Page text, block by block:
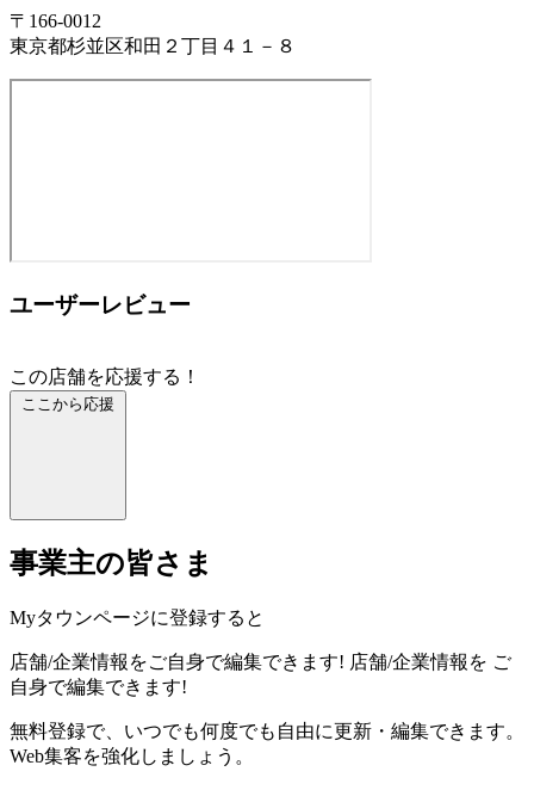
〒166-0012
東京都杉並区和田２丁目４１－８
ユーザーレビュー
この店舗を応援する！
ここから応援
事業主の皆さま
Myタウンページに登録すると
店舗/企業情報をご自身で編集できます! 店舗/企業情報を ご
自身で編集できます!
無料登録で、いつでも何度でも自由に更新・編集できます。
Web集客を強化しましょう。